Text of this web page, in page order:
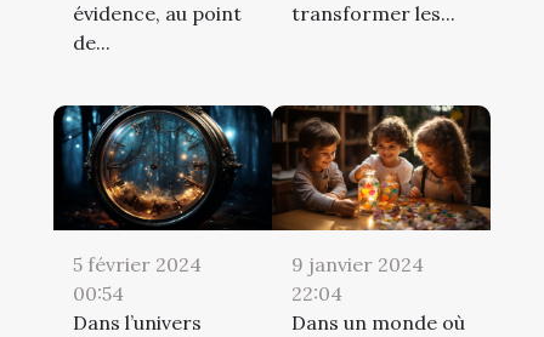
évidence, au point
de...
transformer les...
5 février 2024
00:54
Dans l’univers
9 janvier 2024
22:04
Dans un monde où